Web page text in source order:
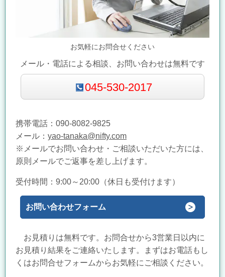
お気軽にお問合せください
メール・電話による相談、お問い合わせは無料です
045-530-2017
携帯電話：090-8082-9825
メール： yao-tanaka@nifty.com​
※メールでお問い合わせ・ご相談いただいた方には、
原則メールでご返事を差し上げます。
受付時間：9:00～20:00（休日も受付けます）
お問い合わせフォーム
お見積りは無料です。お問合せから3営業日以内に
お見積り結果をご連絡いたします。まずはお電話もし
くはお問合せフォームからお気軽にご相談ください。